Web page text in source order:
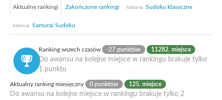
Aktualne rankingi Zakończone rankingi historia: Sudoku klasyczne
historia: Samurai Sudoku
Ranking wszech czasów -27 punktów 11282. miejsce
Do awansu na kolejne miejsce w rankingu brakuje tylko
1 punktu
Aktualny ranking miesięczny 0 punktów 125. miejsce
Do awansu na kolejne miejsce w rankingu brakuje tylko 2